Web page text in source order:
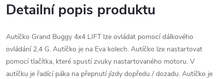
Detailní popis produktu
Autíčko Grand Buggy 4x4 LIFT lze ovládat pomocí dálkového
ovládání 2,4 G. Autíčko je na Eva kolech. Autíčko lze nastartovat
pomocí tlačítka, které spustí zvuky nastartovaného motoru. V
autíčku je řadící páka na přepnutí jízdy dopředu / dozadu. Autíčko je